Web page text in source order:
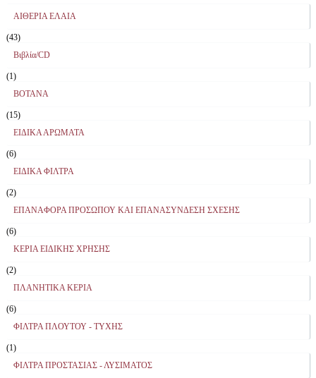
ΑΙΘΕΡΙΑ ΕΛΑΙΑ
(43)
Βιβλία/CD
(1)
ΒΟΤΑΝΑ
(15)
ΕΙΔΙΚΑ ΑΡΩΜΑΤΑ
(6)
ΕΙΔΙΚΑ ΦΙΛΤΡΑ
(2)
ΕΠΑΝΑΦΟΡΑ ΠΡΟΣΩΠΟΥ ΚΑΙ ΕΠΑΝΑΣΥΝΔΕΣΗ ΣΧΕΣΗΣ
(6)
ΚΕΡΙΑ ΕΙΔΙΚΗΣ ΧΡΗΣΗΣ
(2)
ΠΛΑΝΗΤΙΚΑ ΚΕΡΙΑ
(6)
ΦΙΛΤΡΑ ΠΛΟΥΤΟΥ - ΤΥΧΗΣ
(1)
ΦΙΛΤΡΑ ΠΡΟΣΤΑΣΙΑΣ - ΛΥΣΙΜΑΤΟΣ